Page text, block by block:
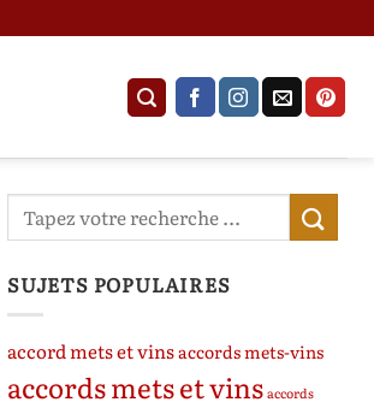
SUJETS POPULAIRES
accord mets et vinsaccords mets-vins
accords mets et vinsaccords